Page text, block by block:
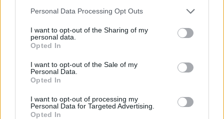
Personal Data Processing Opt Outs
I want to opt-out of the Sharing of my
personal data.
Opted In
I want to opt-out of the Sale of my
Personal Data.
Opted In
I want to opt-out of processing my
Personal Data for Targeted Advertising.
Opted In
Daugiau nuotraukų (55)
Lietuvos sporto apdovanojimų 2023 ceremonija.